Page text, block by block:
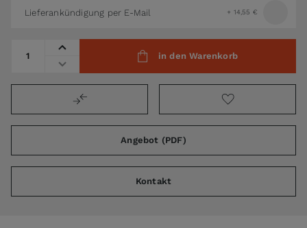
Lieferankündigung per E-Mail + 14,55 €
in den Warenkorb
Angebot (PDF)
Kontakt